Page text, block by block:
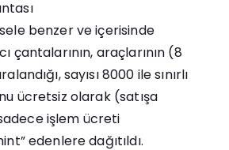
benzer ve içerisinde
çantalarının, araçlarının (8
sayısı 8000 ile sınırlı
ücretsiz olarak (satışa
işlem ücreti
edenlere dağıtıldı.